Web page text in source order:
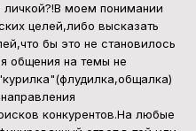
моем понимании
целей,либо высказать
бы это не становилось
общения на темы не
конкурентов.На любые